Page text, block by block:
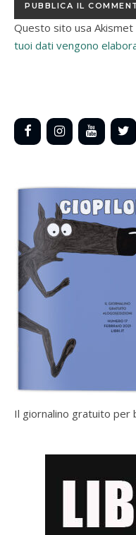
Questo sito usa
tuoi dati vengono
Il giornalino gratuito per